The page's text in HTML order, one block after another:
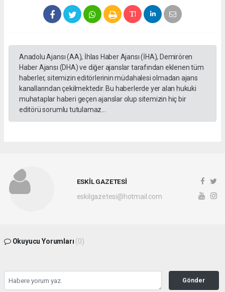
Anadolu Ajansı (AA), İhlas Haber Ajansı (İHA), Demirören
Haber Ajansı (DHA) ve diğer ajanslar tarafından eklenen tüm
haberler, sitemizin editörlerinin müdahalesi olmadan ajans
kanallarından çekilmektedir. Bu haberlerde yer alan hukuki
muhataplar haberi geçen ajanslar olup sitemizin hiç bir
editörü sorumlu tutulamaz...
ESKİL GAZETESİ
eskilgazetesi@hotmail.com
Okuyucu Yorumları (0)
Gönder